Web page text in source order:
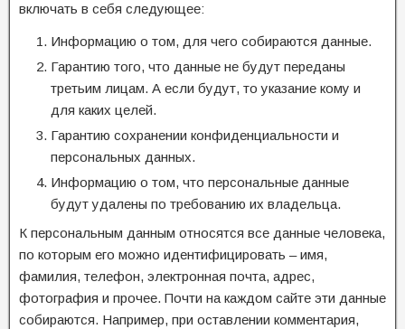
включать в себя следующее:
Информацию о том, для чего собираются данные.
Гарантию того, что данные не будут переданы
третьим лицам. А если будут, то указание кому и
для каких целей.
Гарантию сохранении конфиденциальности и
персональных данных.
Информацию о том, что персональные данные
будут удалены по требованию их владельца.
К персональным данным относятся все данные человека,
по которым его можно идентифицировать – имя,
фамилия, телефон, электронная почта, адрес,
фотография и прочее. Почти на каждом сайте эти данные
собираются. Например, при оставлении комментария,